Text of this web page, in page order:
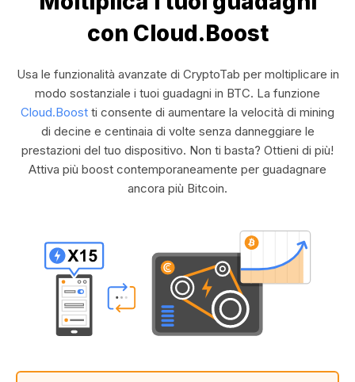
con Cloud.Boost
Usa le funzionalità avanzate di CryptoTab per moltiplicare in
modo sostanziale i tuoi guadagni in BTC. La funzione
Cloud.Boost ti consente di aumentare la velocità di mining
di decine e centinaia di volte senza danneggiare le
prestazioni del tuo dispositivo. Non ti basta? Ottieni di più!
Attiva più boost contemporaneamente per guadagnare
ancora più Bitcoin.